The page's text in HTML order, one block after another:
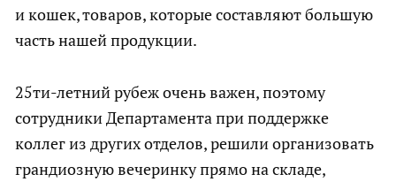
и кошек, товаров, которые составляют большую
часть нашей продукции.
25ти-летний рубеж очень важен, поэтому
сотрудники Департамента при поддержке
коллег из других отделов, решили организовать
грандиозную вечеринку прямо на складе,